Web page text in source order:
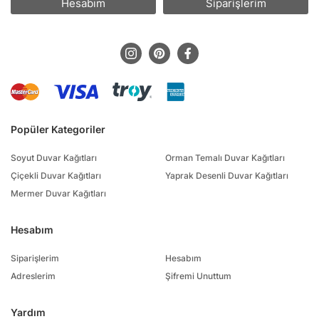
Popüler Kategoriler
Soyut Duvar Kağıtları
Çiçekli Duvar Kağıtları
Mermer Duvar Kağıtları
Orman Temalı Duvar Kağıtları
Yaprak Desenli Duvar Kağıtları
Hesabım
Siparişlerim
Adreslerim
Hesabım
Şifremi Unuttum
Yardım
Hesabım Siparişlerim